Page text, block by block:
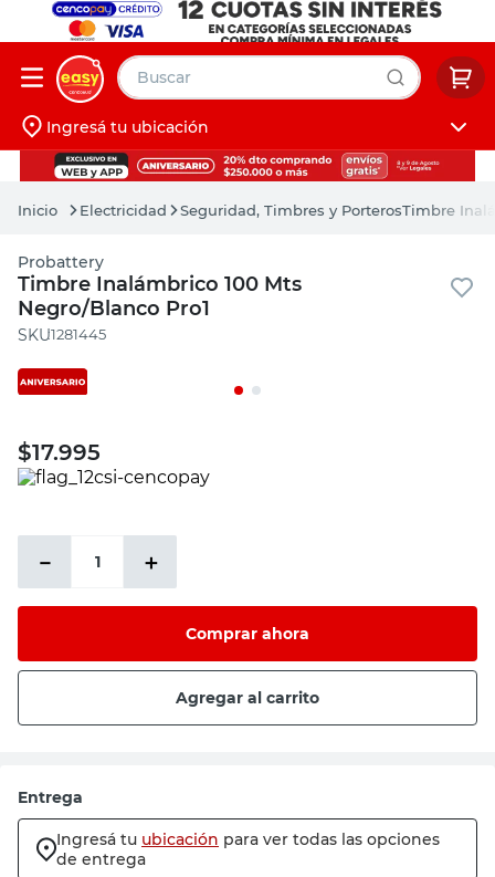
Buscar
Iniciá sesión
Ingresá tu ubicación
Electricidad Seguridad, Timbres y PorterosTimbre
Probattery
Timbre Inalámbrico 100 Mts
Negro/Blanco Pro1
:1281445
$17.995
＋
－
Comprar ahora
Agregar al carrito
Entrega
Ingresá tu ubicación para ver todas las opciones
de entrega
muebles
pintura
escritorio
puertas
placard